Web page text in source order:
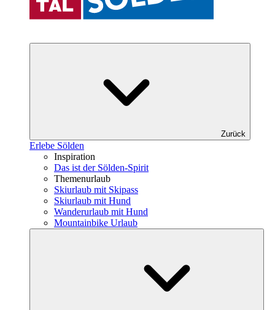
Zurück
Erlebe Sölden
Inspiration
Das ist der Sölden-Spirit
Themenurlaub
Skiurlaub mit Skipass
Skiurlaub mit Hund
Wanderurlaub mit Hund
Mountainbike Urlaub